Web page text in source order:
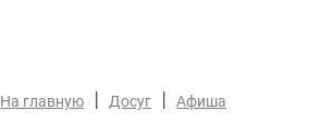
На главную | Досуг | Афиша